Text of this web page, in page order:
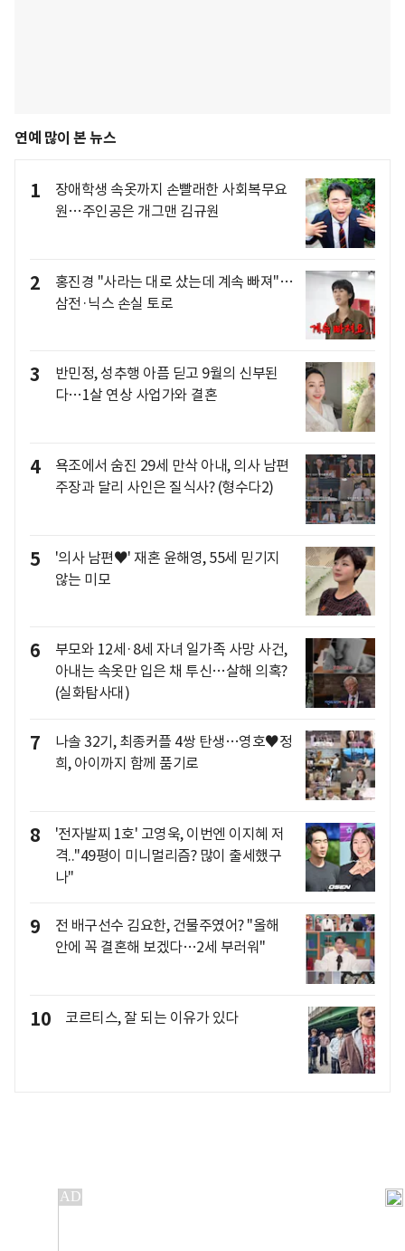
연예 많이 본 뉴스
1
장애학생 속옷까지 손빨래한 사회복무요
원…주인공은 개그맨 김규원
2
홍진경 "사라는 대로 샀는데 계속 빠져"…
삼전·닉스 손실 토로
3
반민정, 성추행 아픔 딛고 9월의 신부된
다…1살 연상 사업가와 결혼
4
욕조에서 숨진 29세 만삭 아내, 의사 남편
주장과 달리 사인은 질식사? (형수다2)
5
'의사 남편♥' 재혼 윤해영, 55세 믿기지
않는 미모
6
부모와 12세·8세 자녀 일가족 사망 사건,
아내는 속옷만 입은 채 투신…살해 의혹?
(실화탐사대)
7
나솔 32기, 최종커플 4쌍 탄생…영호♥정
희, 아이까지 함께 품기로
8
'전자발찌 1호' 고영욱, 이번엔 이지혜 저
격.."49평이 미니멀리즘? 많이 출세했구
나"
9
전 배구선수 김요한, 건물주였어? "올해
안에 꼭 결혼해 보겠다…2세 부러워"
10 코르티스, 잘 되는 이유가 있다